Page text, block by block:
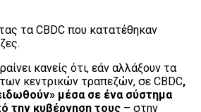
τα CBDC που κατατέθηκαν
κανείς ότι, εάν αλλάξουν τα
κεντρικών τραπεζών, σε CBDC,
μέσα σε ένα σύστημα
την κυβέρνηση τους – στην